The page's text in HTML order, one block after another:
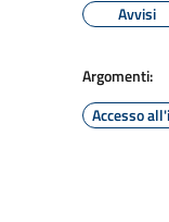
Avvisi
Argomenti:
Accesso